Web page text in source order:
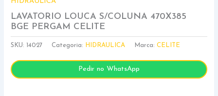
LAVATORIO LOUCA S/COLUNA 470X385
BGE PERGAM CELITE
SKU: 14027 Categoria: HIDRAULICA Marca:CELITE
Pedir no WhatsApp